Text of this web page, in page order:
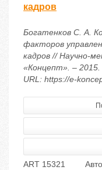
кадров
Богатенков С. А.
факторов
кадров // Научно-
«Концепт». –
URL: https://e-
ART 15321